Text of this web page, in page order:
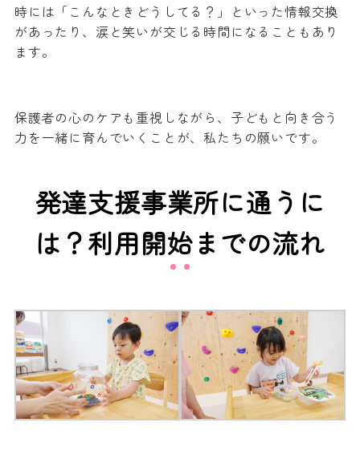
時には「こんなときどうしてる？」といった情報交換
があったり、涙と笑いが交じる時間になることもあり
ます。
保護者の心のケアも重視しながら、子どもと向き合う
力を一緒に育んでいくことが、私たちの願いです。
発達支援事業所に通うに
は？利用開始までの流れ